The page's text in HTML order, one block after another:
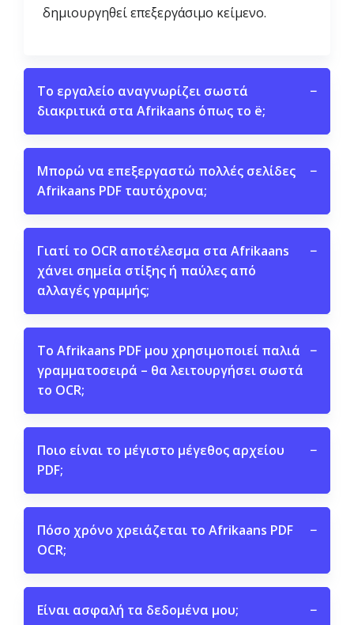
δημιουργηθεί επεξεργάσιμο κείμενο.
Το εργαλείο αναγνωρίζει σωστά
διακριτικά στα Afrikaans όπως το ë;
−
Μπορώ να επεξεργαστώ πολλές σελίδες
Afrikaans PDF ταυτόχρονα;
−
Γιατί το OCR αποτέλεσμα στα Afrikaans
χάνει σημεία στίξης ή παύλες από
αλλαγές γραμμής;
−
Το Afrikaans PDF μου χρησιμοποιεί παλιά
γραμματοσειρά – θα λειτουργήσει σωστά
το OCR;
−
Ποιο είναι το μέγιστο μέγεθος αρχείου
PDF;
−
Πόσο χρόνο χρειάζεται το Afrikaans PDF
OCR;
−
Είναι ασφαλή τα δεδομένα μου; −